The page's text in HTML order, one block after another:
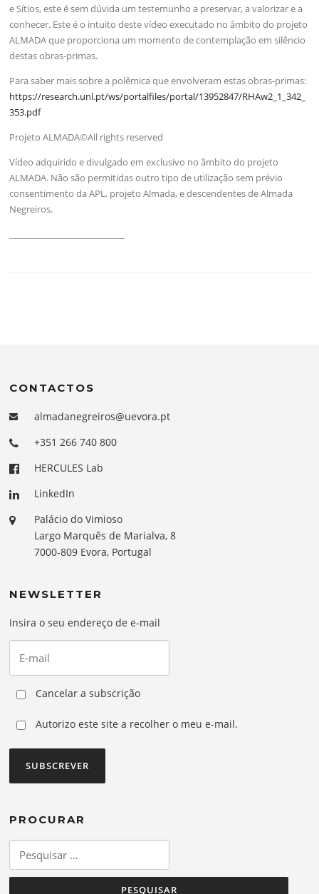
e Sítios, este é sem dúvida um testemunho a preservar, a valorizar e a
conhecer. Este é o intuito deste vídeo executado no âmbito do projeto
ALMADA que proporciona um momento de contemplação em silêncio
destas obras-primas.
Para saber mais sobre a polêmica que envolveram estas obras-primas:
https://research.unl.pt/ws/portalfiles/portal/13952847/RHAw2_1_342_
353.pdf
Projeto ALMADA©All rights reserved
Vídeo adquirido e divulgado em exclusivo no âmbito do projeto
ALMADA. Não são permitidas outro tipo de utilização sem prévio
consentimento da APL, projeto Almada, e descendentes de Almada
Negreiros.
CONTACTOS
almadanegreiros@uevora.pt
+351 266 740 800
HERCULES Lab
LinkedIn
Palácio do Vimioso
Largo Marquês de Marialva, 8
7000-809 Evora, Portugal
NEWSLETTER
Insira o seu endereço de e-mail
Cancelar a subscrição
Autorizo este site a recolher o meu e-mail.
PROCURAR